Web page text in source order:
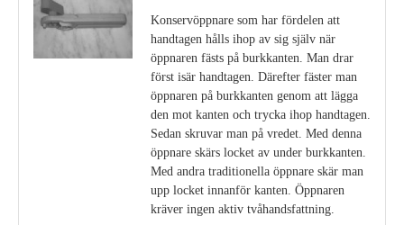
Konservöppnare som har fördelen att
handtagen hålls ihop av sig själv när
öppnaren fästs på burkkanten. Man drar
först isär handtagen. Därefter fäster man
öppnaren på burkkanten genom att lägga
den mot kanten och trycka ihop handtagen.
Sedan skruvar man på vredet. Med denna
öppnare skärs locket av under burkkanten.
Med andra traditionella öppnare skär man
upp locket innanför kanten. Öppnaren
kräver ingen aktiv tvåhandsfattning.